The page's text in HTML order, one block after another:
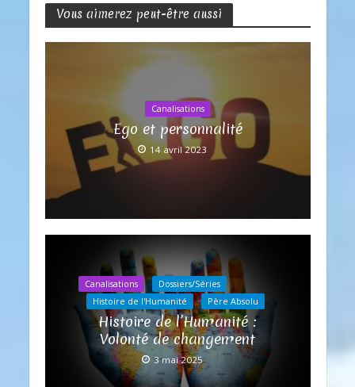
Vous aimerez peut-être aussi
Canalisations
Ego et personnalité
14 avril 2023
Canalisations
Dossiers/Séries
Histoire de l'Humanité
Père Absolu
Histoire de l’Humanité :
Volonté de changement
3 mai 2025